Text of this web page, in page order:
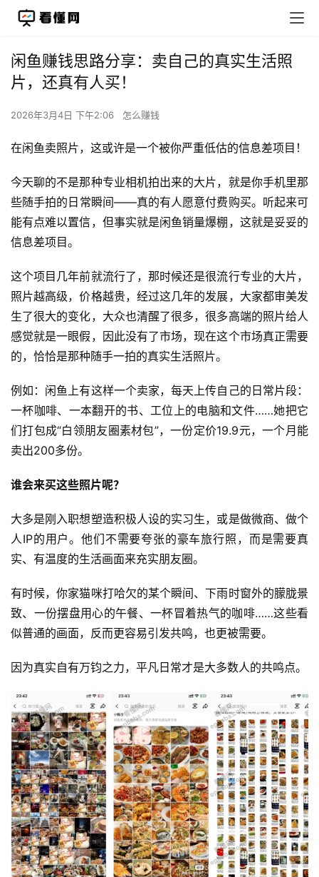
闲鱼赚钱思路分享：卖自己的真实生活照
片，还真有人买！
2026年3月4日 下午2:06 怎么赚钱
在闲鱼卖照片，这或许是一个被你严重低估的信息差项目！
今天聊的不是那种专业相机拍出来的大片，就是你手机里那
些随手拍的日常瞬间——真的有人愿意付费购买。听起来可
能有点难以置信，但事实就是闲鱼销量爆棚，这就是妥妥的
信息差项目。
这个项目几年前就流行了，那时候还是很流行专业的大片，
照片越高级，价格越贵，经过这几年的发展，大家都审美发
生了很大的变化，大众也清醒了很多，很多高端的照片给人
感觉就是一眼假，因此没有了市场，现在这个市场真正需要
的，恰恰是那种随手一拍的真实生活照片。
例如：闲鱼上有这样一个卖家，每天上传自己的日常片段：
一杯咖啡、一本翻开的书、工位上的电脑和文件……她把它
们打包成“白领朋友圈素材包”，一份定价19.9元，一个月能
卖出200多份。
谁会来买这些照片呢？
大多是刚入职想塑造积极人设的实习生，或是做微商、做个
人IP的用户。他们不需要夸张的豪车旅行照，而是需要真
实、有温度的生活画面来充实朋友圈。
有时候，你家猫咪打哈欠的某个瞬间、下雨时窗外的朦胧景
致、一份摆盘用心的午餐、一杯冒着热气的咖啡……这些看
似普通的画面，反而更容易引发共鸣，也更被需要。
因为真实自有万钧之力，平凡日常才是大多数人的共鸣点。